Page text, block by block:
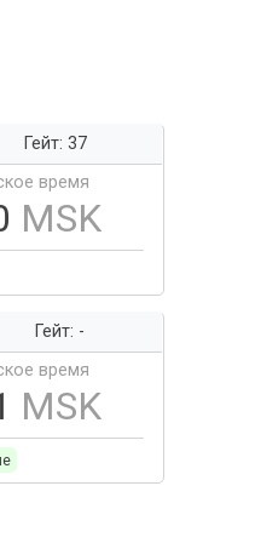
Гейт: 37
время
MSK
Гейт: -
время
MSK